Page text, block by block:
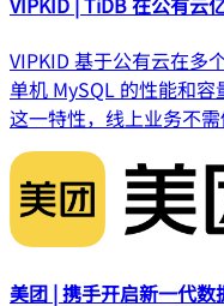
VIPKID 基于公有云在多
单机 MySQL 的性能和
这一特性，线上业务不
美团 | 携手开启新一代